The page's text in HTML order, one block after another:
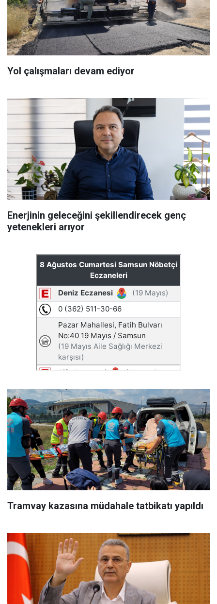
Yol çalışmaları devam ediyor
Enerjinin geleceğini şekillendirecek genç
yetenekleri arıyor
Tramvay kazasına müdahale tatbikatı yapıldı